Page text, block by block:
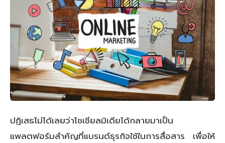
ปฏิเสธไม่ได้เลยว่าโซเชียลมิเดียได้กลายมาเป็น
แพลตฟอร์มสำคัญที่แบรนด์ธุรกิจใช้ในการสื่อสาร เพื่อให้